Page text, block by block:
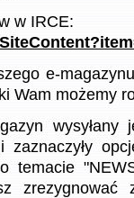
w IRCE:
e-
Wam możemy
temacie
zrezygnować